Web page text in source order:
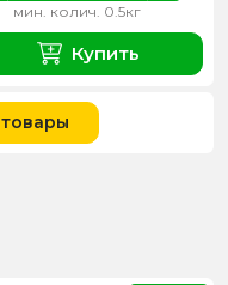
мин. колич. 0.5кг
Купить